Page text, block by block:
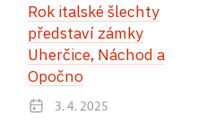
Rok italské šlechty
představí zámky
Uherčice, Náchod a
Opočno
3. 4. 2025